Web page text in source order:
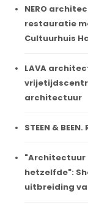
NERO
restauratie
Cultuurhuis
LAVA
architectuur
STEEN &
"Architectuur
hetzelfde":
uitbreiding